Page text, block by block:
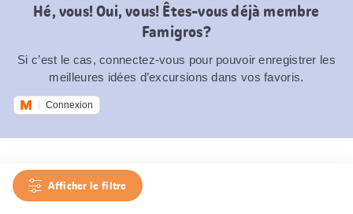
Hé, vous! Oui, vous! Êtes-vous déjà membre
Famigros?
Si c’est le cas, connectez-vous pour pouvoir enregistrer les
meilleures idées d’excursions dans vos favoris.
Connexion
Afficher le filtre